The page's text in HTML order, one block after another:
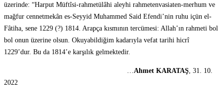
üzerinde: “Harput Müftîsi-rahmetülâhi aleyhi rahmetenvasiaten-merhum ve
mağfur cennetmekân es-Seyyid Muhammed Said Efendi’nin ruhu içün el-
Fâtiha, sene 1229 (?) 1814. Arapça kısmının tercümesi: Allah’ın rahmeti bol
bol onun üzerine olsun. Okuyabildiğim kadarıyla vefat tarihi hicrî
1229’dur. Bu da 1814’e karşılık gelmektedir.
…Ahmet KARATAŞ, 31. 10.
2022